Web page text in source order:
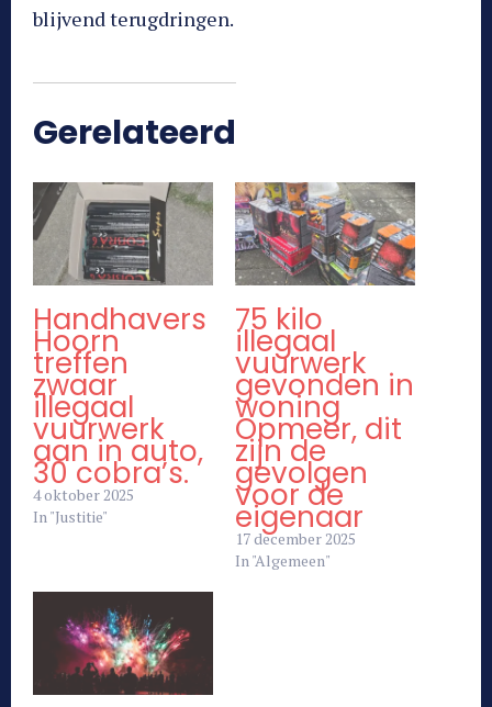
blijvend terugdringen.
Gerelateerd
Handhavers
Hoorn
treffen
zwaar
illegaal
vuurwerk
aan in auto,
30 cobra’s.
4 oktober 2025
In "Justitie"
75 kilo
illegaal
vuurwerk
gevonden in
woning
Opmeer, dit
zijn de
gevolgen
voor de
eigenaar
17 december 2025
In "Algemeen"